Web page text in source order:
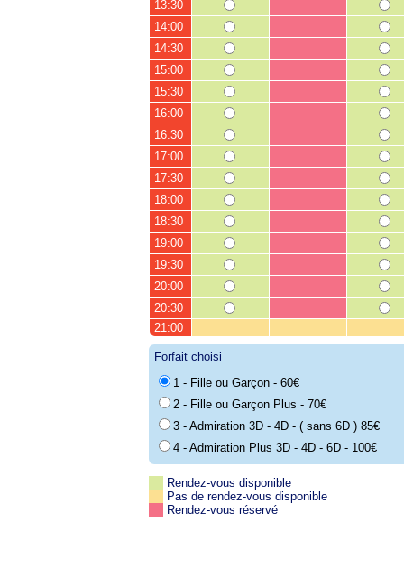
13:30
14:00
14:30
15:00
15:30
16:00
16:30
17:00
17:30
18:00
18:30
19:00
19:30
20:00
20:30
21:00
Forfait choisi
1 - Fille ou Garçon - 60€
2 - Fille ou Garçon Plus - 70€
3 - Admiration 3D - 4D - ( sans 6D ) 85€
4 - Admiration Plus 3D - 4D - 6D - 100€
Rendez-vous disponible
Pas de rendez-vous disponible
Rendez-vous réservé